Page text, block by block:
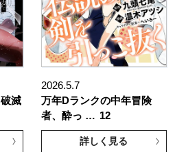
滅
2026.5.7
万年Dランクの中年冒険
者、酔っ … 12
詳しく見る